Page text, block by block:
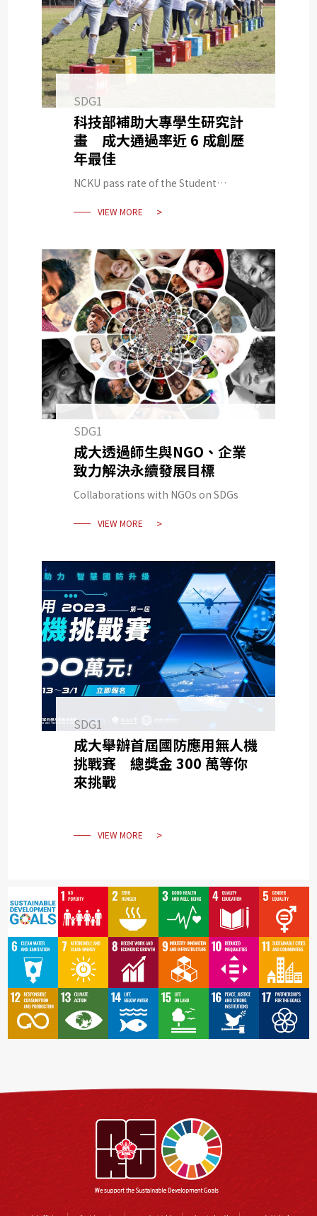
SDG1
科技部補助大專學生研究計
畫 成大通過率近 6 成創歷
年最佳
NCKU pass rate of the Student
MOST is Nearly 60% which Hits Record
VIEW MORE
SDG1
成大透過師生與NGO、企業
致力解決永續發展目標
Collaborations with NGOs on SDGs
VIEW MORE
SDG1
成大舉辦首屆國防應用無人機
挑戰賽 總獎金 300 萬等你
來挑戰
VIEW MORE